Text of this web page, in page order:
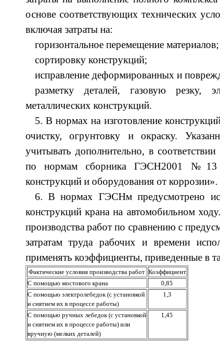
основе соответствующих технических
включая затраты на:
горизонтальное перемещение материалов;
сортировку конструкций;
исправление деформированных и
разметку деталей, газовую резку,
металлических конструкций.
5. В нормах на изготовление
очистку, огрунтовку и окраску.
учитывать дополнительно, в
по нормам сборника ГЭСН­2001 №13
конструкций и оборудования от коррозии».
6. В нормах ГЭСНм предусмотрено
конструкций крана на автомобильном
производства работ по сравнению с
затратам труда рабочих и времени
применять коэффициенты, приведенные в
Фактические условия производства работ Коэффициент
С помощью мостового крана
0,85
С помощью электролебедок (с установкой
и снятием их в процессе работы)
1,3
С помощью ручных лебедок (с установкой
и снятием их в процессе работы) или
вручную (мелких деталей)
1,45